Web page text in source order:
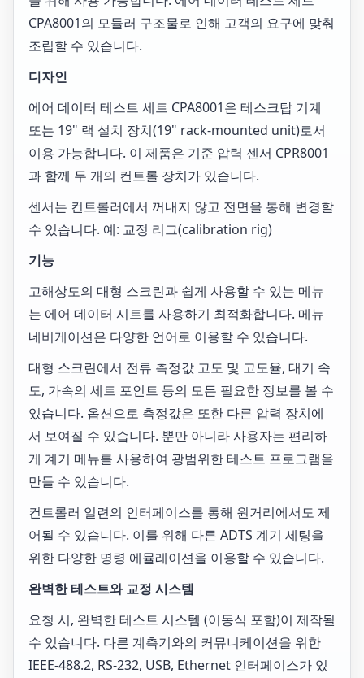
CPA8001의 모듈러 구조물로 인해 고객의 요구에 맞춰
조립할 수 있습니다.
디자인
에어 데이터 테스트 세트 CPA8001은 테스크탑 기계
또는 19" 랙 설치 장치(19" rack-mounted unit)로서
이용 가능합니다. 이 제품은 기준 압력 센서 CPR8001
과 함께 두 개의 컨트롤 장치가 있습니다.
센서는 컨트롤러에서 꺼내지 않고 전면을 통해 변경할
수 있습니다. 예: 교정 리그(calibration rig)
기능
고해상도의 대형 스크린과 쉽게 사용할 수 있는 메뉴
는 에어 데이터 시트를 사용하기 최적화합니다. 메뉴
네비게이션은 다양한 언어로 이용할 수 있습니다.
대형 스크린에서 전류 측정값 고도 및 고도율, 대기 속
도, 가속의 세트 포인트 등의 모든 필요한 정보를 볼 수
있습니다. 옵션으로 측정값은 또한 다른 압력 장치에
서 보여질 수 있습니다. 뿐만 아니라 사용자는 편리하
게 계기 메뉴를 사용하여 광범위한 테스트 프로그램을
만들 수 있습니다.
컨트롤러 일련의 인터페이스를 통해 원거리에서도 제
어될 수 있습니다. 이를 위해 다른 ADTS 계기 세팅을
위한 다양한 명령 에뮬레이션을 이용할 수 있습니다.
완벽한 테스트와 교정 시스템
요청 시, 완벽한 테스트 시스템 (이동식 포함)이 제작될
수 있습니다. 다른 계측기와의 커뮤니케이션을 위한
IEEE-488.2, RS-232, USB, Ethernet 인터페이스가 있